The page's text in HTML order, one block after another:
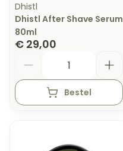
Dhistl
Dhistl After Shave Serum
80ml
€ 29,00
Bestel